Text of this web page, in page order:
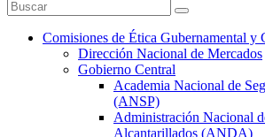
Comisiones de Ética Gubernamental y
Dirección Nacional de Mercados
Gobierno Central
Academia Nacional de
(ANSP)
Administración Nacional
Alcantarillados (ANDA)